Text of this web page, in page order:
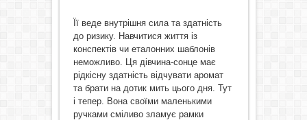
Її веде внутрішня сила та здатність
до ризику. Навчитися життя із
конспектів чи еталонних шаблонів
неможливо. Ця дівчина-сонце має
рідкісну здатність відчувати аромат
та брати на дотик мить цього дня. Тут
і тепер. Вона своїми маленькими
ручками сміливо зламує рамки